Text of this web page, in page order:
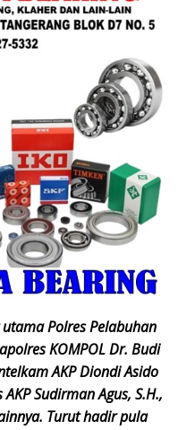
Polres Pelabuhan
KOMPOL Dr. Budi
AKP Diondi Asido
Sudirman Agus, S.H.,
Turut hadir pula